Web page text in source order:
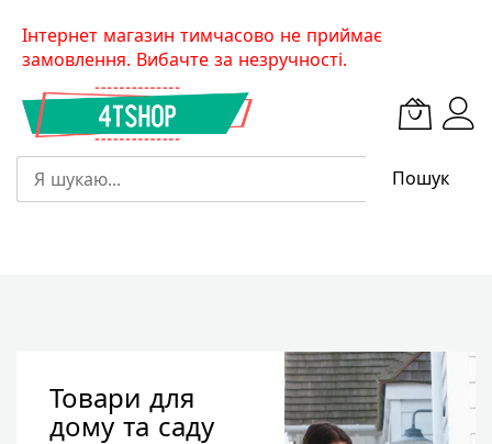
SkipІнтернет магазин тимчасово не приймає
замовлення. Вибачте за незручності.
Пошук
Товари для
дому та саду